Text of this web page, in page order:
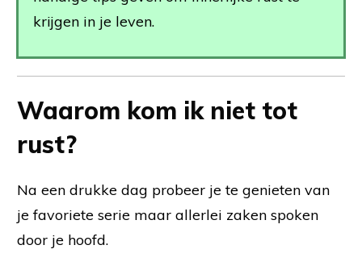
krijgen in je leven.
Waarom kom ik niet tot
rust?
Na een drukke dag probeer je te genieten van
je favoriete serie maar allerlei zaken spoken
door je hoofd.